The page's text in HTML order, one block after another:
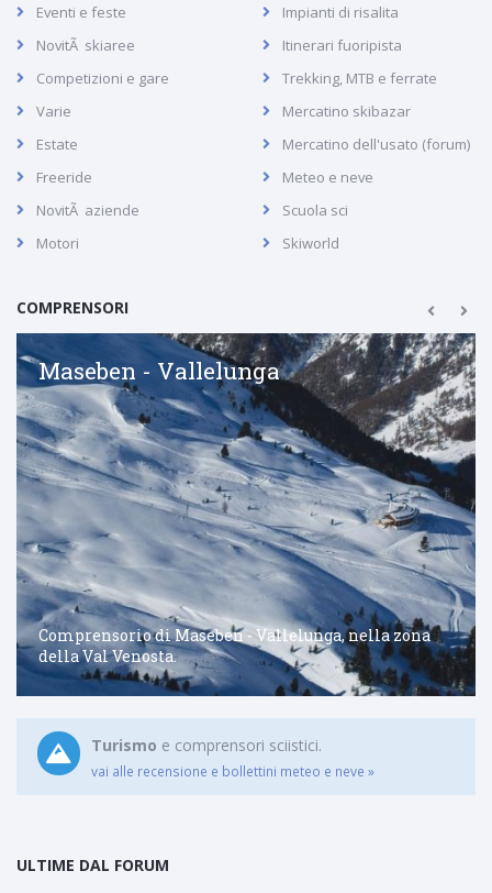
Eventi e feste
NovitÃ skiaree
Competizioni e gare
Varie
Estate
Freeride
NovitÃ aziende
Motori
Impianti di risalita
Itinerari fuoripista
Trekking, MTB e ferrate
Mercatino skibazar
Mercatino dell'usato (forum)
Meteo e neve
Scuola sci
Skiworld
COMPRENSORI
Maseben - Vallelunga
Comprensorio di Maseben - Vallelunga, nella zona
della Val Venosta.
Turismo e comprensori sciistici.
vai alle recensione e bollettini meteo e neve »
ULTIME DAL FORUM